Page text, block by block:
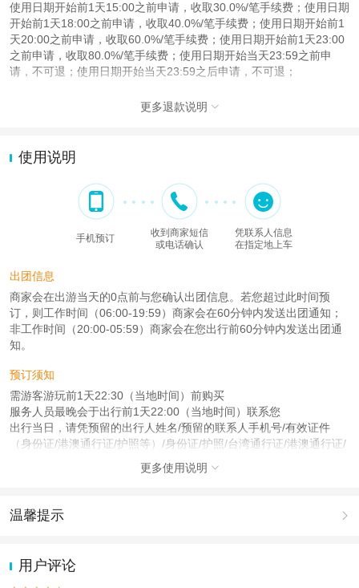
使用日期开始前1天15:00之前申请，收取30.0%/笔手续费；使用日期
开始前1天18:00之前申请，收取40.0%/笔手续费；使用日期开始前1
天20:00之前申请，收取60.0%/笔手续费；使用日期开始前1天23:00
之前申请，收取80.0%/笔手续费；使用日期开始当天23:59之前申
请，不可退；使用日期开始当天23:59之后申请，不可退；
更多退款说明 
使用说明
手机预订
收到商家短信
或电话确认
凭联系人信息
在指定地上车
出团信息
商家会在出游当天的0点前与您确认出团信息。若您超过此时间预
订，则工作时间（06:00-19:59）商家会在60分钟内发送出团通知；
非工作时间（20:00-05:59）商家会在您出行前60分钟内发送出团通
知。
预订须知
需游客游玩前1天22:30（当地时间）前购买
服务人员最晚会于出行前1天22:00（当地时间）联系您
出行当日，请凭预留的出行人姓名/预留的联系人手机号/有效证件
（身份证/港澳通行证/护照等）/身份证/护照/台湾通行证/港澳通行证/
回乡证/台胞证/外国人永久居留身份证在预定地点集合，需携带下单
成人：18周岁 – 59周岁；
老人：60周岁（含）以上；
查看： 查看工商执照信息
更多使用说明 
温馨提示 
动（如跳伞、潜水、滑雪等）前，请务必仔细阅读
2.为普及旅游安全知识及旅游文明公约，使您的旅程顺利圆满完成，
用户评论